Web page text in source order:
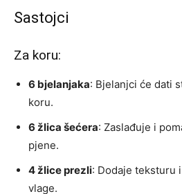
Sastojci
Za koru:
6 bjelanjaka: Bjelanjci će dati
koru.
6 žlica šećera: Zaslađuje i
pjene.
4 žlice prezli: Dodaje teksturu
vlage.